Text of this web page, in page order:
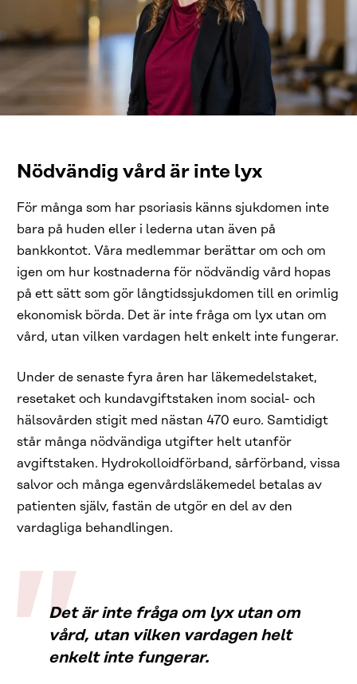
Nödvändig vård är inte lyx
För många som har psoriasis känns sjukdomen inte
bara på huden eller i lederna utan även på
bankkontot. Våra medlemmar berättar om och om
igen om hur kostnaderna för nödvändig vård hopas
på ett sätt som gör långtidssjukdomen till en orimlig
ekonomisk börda. Det är inte fråga om lyx utan om
vård, utan vilken vardagen helt enkelt inte fungerar.
Under de senaste fyra åren har läkemedelstaket,
resetaket och kundavgiftstaken inom social- och
hälsovården stigit med nästan 470 euro. Samtidigt
står många nödvändiga utgifter helt utanför
avgiftstaken. Hydrokolloidförband, sårförband, vissa
salvor och många egenvårdsläkemedel betalas av
patienten själv, fastän de utgör en del av den
vardagliga behandlingen.
Det är inte fråga om lyx utan om
vård, utan vilken vardagen helt
enkelt inte fungerar.